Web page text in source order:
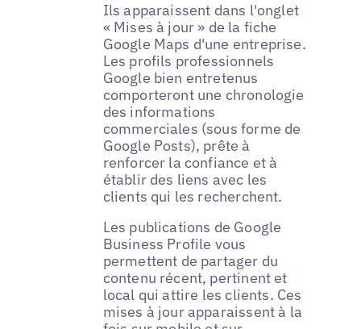
Ils apparaissent dans l'onglet
« Mises à jour » de la fiche
Google Maps d'une entreprise.
Les profils professionnels
Google bien entretenus
comporteront une chronologie
des informations
commerciales (sous forme de
Google Posts), prête à
renforcer la confiance et à
établir des liens avec les
clients qui les recherchent.
Les publications de Google
Business Profile vous
permettent de partager du
contenu récent, pertinent et
local qui attire les clients. Ces
mises à jour apparaissent à la